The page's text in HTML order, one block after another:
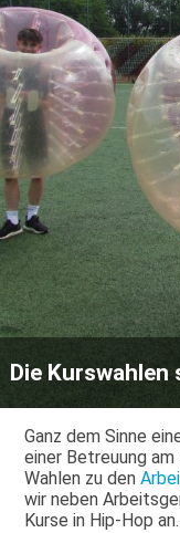
Die
Ganz dem Sinne
einer Betreuung
Wahlen zu den
wir neben
Kurse in Hip-Hop an.